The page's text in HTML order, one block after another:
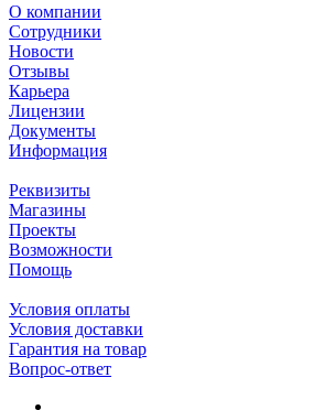
О компании
Сотрудники
Новости
Отзывы
Карьера
Лицензии
Документы
Информация
Реквизиты
Магазины
Проекты
Возможности
Помощь
Условия оплаты
Условия доставки
Гарантия на товар
Вопрос-ответ